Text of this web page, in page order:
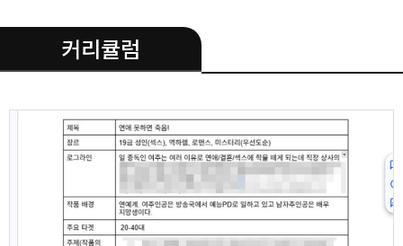
커리큘럼